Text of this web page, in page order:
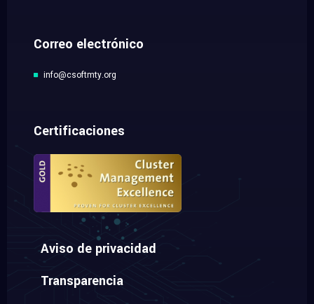
Correo electrónico
info@csoftmty.org
Certificaciones
Aviso de privacidad
Transparencia